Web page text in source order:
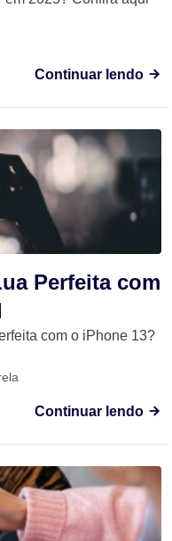
Continuar lendo
Perfeita com
com o iPhone 13?
Continuar lendo